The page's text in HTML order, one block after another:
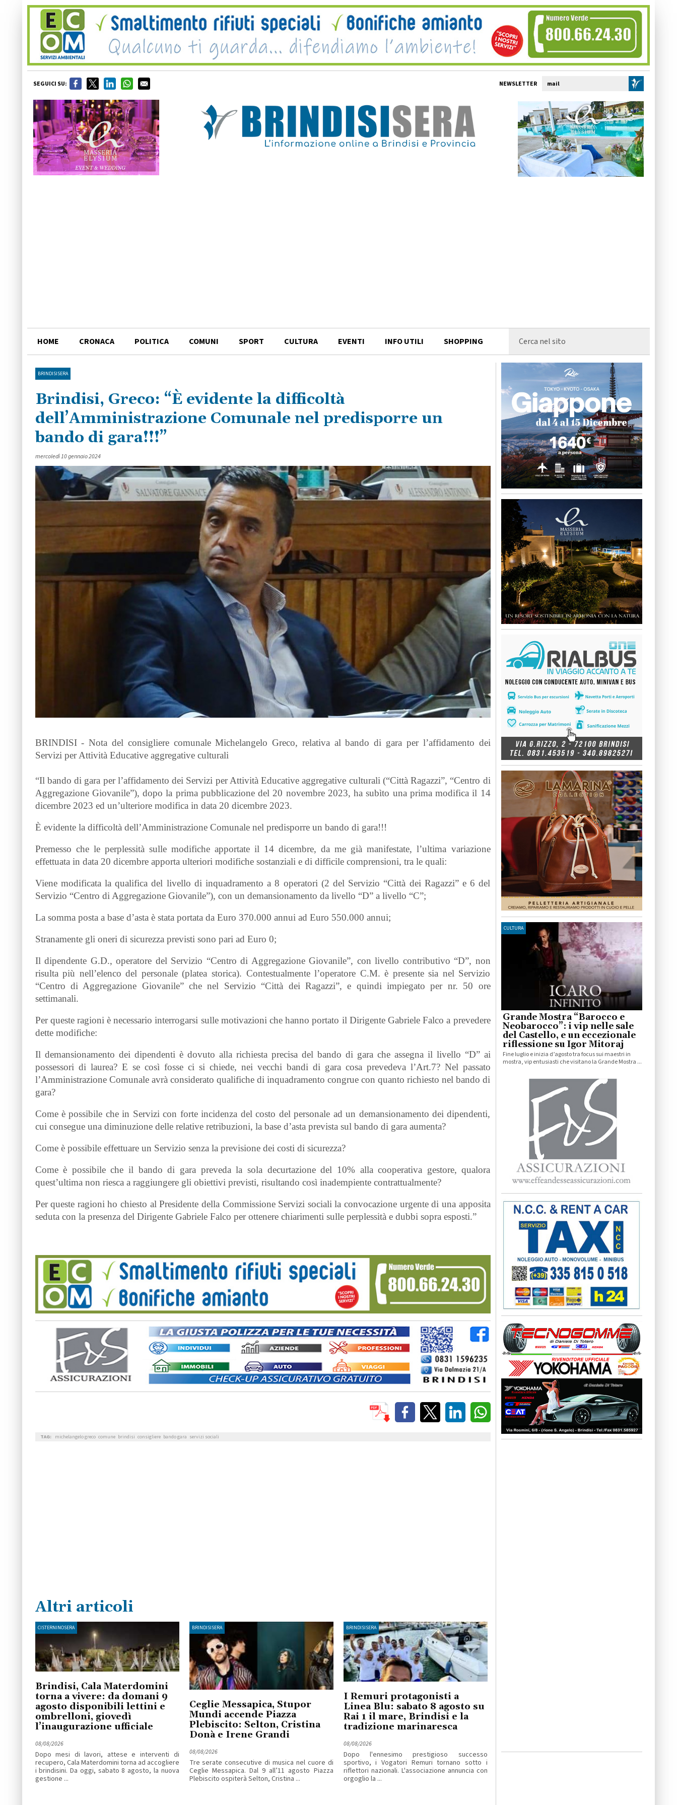
SEGUICI SU: NEWSLETTER
HOME CRONACA POLITICA COMUNI SPORT CULTURA EVENTI INFO UTILI SHOPPING
BRINDISISERA
Brindisi, Greco: “È evidente la difficoltà
dell’Amministrazione Comunale nel predisporre un
bando di gara!!!”
mercoledì 10 gennaio 2024
BRINDISI - Nota del consigliere comunale Michelangelo Greco, relativa al bando di gara per l’affidamento dei
Servizi per Attività Educative aggregative culturali
“Il bando di gara per l’affidamento dei Servizi per Attività Educative aggregative culturali (“Città Ragazzi”, “Centro di
Aggregazione Giovanile”), dopo la prima pubblicazione del 20 novembre 2023, ha subìto una prima modifica il 14
dicembre 2023 ed un’ulteriore modifica in data 20 dicembre 2023.
È evidente la difficoltà dell’Amministrazione Comunale nel predisporre un bando di gara!!!
Premesso che le perplessità sulle modifiche apportate il 14 dicembre, da me già manifestate, l’ultima variazione
effettuata in data 20 dicembre apporta ulteriori modifiche sostanziali e di difficile comprensioni, tra le quali:
Viene modificata la qualifica del livello di inquadramento a 8 operatori (2 del Servizio “Città dei Ragazzi” e 6 del
Servizio “Centro di Aggregazione Giovanile”), con un demansionamento da livello “D” a livello “C”;
La somma posta a base d’asta è stata portata da Euro 370.000 annui ad Euro 550.000 annui;
Stranamente gli oneri di sicurezza previsti sono pari ad Euro 0;
Il dipendente G.D., operatore del Servizio “Centro di Aggregazione Giovanile”, con livello contributivo “D”, non
risulta più nell’elenco del personale (platea storica). Contestualmente l’operatore C.M. è presente sia nel Servizio
“Centro di Aggregazione Giovanile” che nel Servizio “Città dei Ragazzi”, e quindi impiegato per nr. 50 ore
settimanali.
Per queste ragioni è necessario interrogarsi sulle motivazioni che hanno portato il Dirigente Gabriele Falco a prevedere
dette modifiche:
Il demansionamento dei dipendenti è dovuto alla richiesta precisa del bando di gara che assegna il livello “D” ai
possessori di laurea? E se così fosse ci si chiede, nei vecchi bandi di gara cosa prevedeva l’Art.7? Nel passato
l’Amministrazione Comunale avrà considerato qualifiche di inquadramento congrue con quanto richiesto nel bando di
gara?
Come è possibile che in Servizi con forte incidenza del costo del personale ad un demansionamento dei dipendenti,
cui consegue una diminuzione delle relative retribuzioni, la base d’asta prevista sul bando di gara aumenta?
Come è possibile effettuare un Servizio senza la previsione dei costi di sicurezza?
Come è possibile che il bando di gara preveda la sola decurtazione del 10% alla cooperativa gestore, qualora
quest’ultima non riesca a raggiungere gli obiettivi previsti, risultando così inadempiente contrattualmente?
Per queste ragioni ho chiesto al Presidente della Commissione Servizi sociali la convocazione urgente di una apposita
seduta con la presenza del Dirigente Gabriele Falco per ottenere chiarimenti sulle perplessità e dubbi sopra esposti.”
TAG: michelangelo greco comune brindisi consigliere bando gara servizi sociali
Altri articoli
CISTERNINOSERA
Brindisi, Cala Materdomini
torna a vivere: da domani 9
agosto disponibili lettini e
ombrelloni, giovedì
l’inaugurazione ufficiale
08/08/2026
Dopo mesi di lavori, attese e interventi di
recupero, Cala Materdomini torna ad accogliere
i brindisini. Da oggi, sabato 8 agosto, la nuova
gestione ...
BRINDISISERA
Ceglie Messapica, Stupor
Mundi accende Piazza
Plebiscito: Selton, Cristina
Donà e Irene Grandi
08/08/2026
Tre serate consecutive di musica nel cuore di
Ceglie Messapica. Dal 9 all’11 agosto Piazza
Plebiscito ospiterà Selton, Cristina ...
BRINDISISERA
I Remuri protagonisti a
Linea Blu: sabato 8 agosto su
Rai 1 il mare, Brindisi e la
tradizione marinaresca
08/08/2026
Dopo l'ennesimo prestigioso successo
sportivo, i Vogatori Remuri tornano sotto i
riflettori nazionali. L'associazione annuncia con
orgoglio la ...
CULTURA
Grande Mostra “Barocco e
Neobarocco”: i vip nelle sale
del Castello, e un eccezionale
riflessione su Igor Mitoraj
Fine luglio e inizia d’agosto tra focus sui maestri in
mostra, vip entusiasti che visitano la Grande Mostra ...